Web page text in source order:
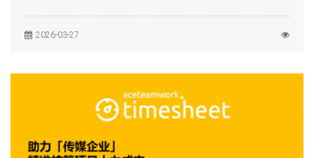
2026-03-27